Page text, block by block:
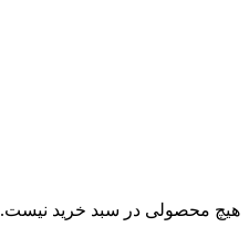
هیچ محصولی در سبد خرید نیست.